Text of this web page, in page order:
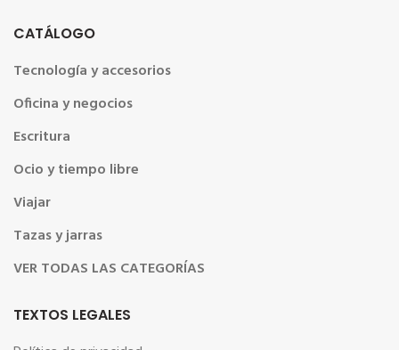
CATÁLOGO
Tecnología y accesorios
Oficina y negocios
Escritura
Ocio y tiempo libre
Viajar
Tazas y jarras
VER TODAS LAS CATEGORÍAS
TEXTOS LEGALES